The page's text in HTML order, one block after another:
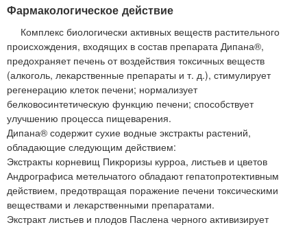
Фармакологическое действие
Комплекс биологически активных веществ растительного
происхождения, входящих в состав препарата Дипана®,
предохраняет печень от воздействия токсичных веществ
(алкоголь, лекарственные препараты и т. д.), стимулирует
регенерацию клеток печени; нормализует
белковосинтетическую функцию печени; способствует
улучшению процесса пищеварения.
Дипана® содержит сухие водные экстракты растений,
обладающие следующим действием:
Экстракты корневищ Пикроризы курроа, листьев и цветов
Андрографиса метельчатого обладают гепатопротективным
действием, предотвращая поражение печени токсическими
веществами и лекарственными препаратами.
Экстракт листьев и плодов Паслена черного активизирует